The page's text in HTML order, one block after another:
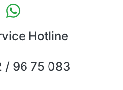
Hotline
/ 96 75 083